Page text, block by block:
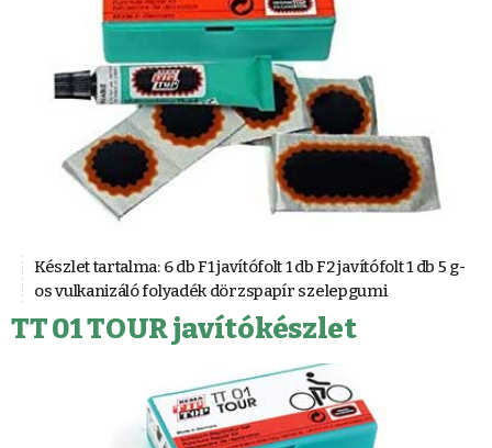
Készlet tartalma: 6 db F1 javítófolt 1 db F2 javítófolt 1 db 5 g-
os vulkanizáló folyadék dörzspapír szelepgumi
TT 01 TOUR javítókészlet